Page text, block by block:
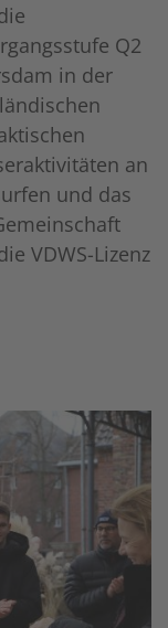
Q2
in der
an
und das
VDWS-Lizenz